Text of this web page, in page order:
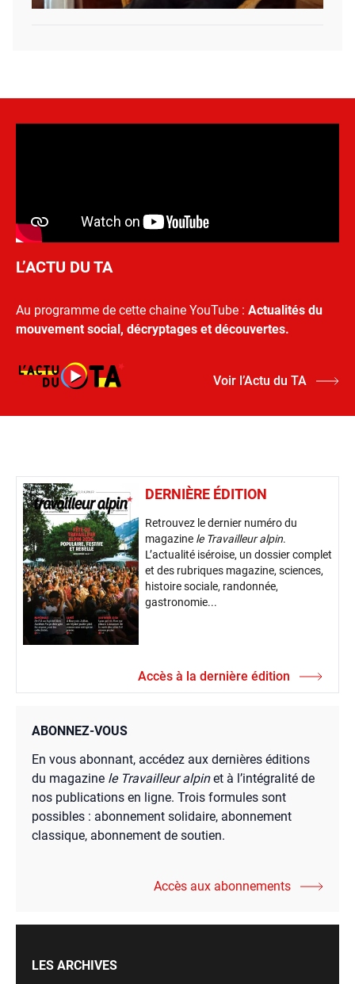
L’ACTU DU TA
Au programme de cette chaine YouTube : Actualités du
mouvement social, décryptages et découvertes.
Voir l’Actu du TA
DERNIÈRE ÉDITION
Retrouvez le dernier numéro du
magazine le Travailleur alpin.
L’actualité iséroise, un dossier complet
et des rubriques magazine, sciences,
histoire sociale, randonnée,
gastronomie...
Accès à la dernière édition
ABONNEZ-VOUS
En vous abonnant, accédez aux dernières éditions
du magazine le Travailleur alpinet à l’intégralité de
nos publications en ligne. Trois formules sont
possibles : abonnement solidaire, abonnement
classique, abonnement de soutien.
Accès aux abonnements
LES ARCHIVES